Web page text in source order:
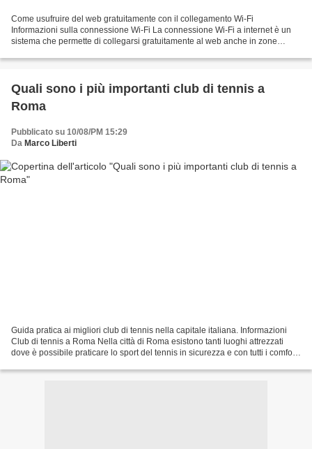
Come usufruire del web gratuitamente con il collegamento Wi-Fi
Informazioni sulla connessione Wi-Fi La connessione Wi-Fi a internet è un
sistema che permette di collegarsi gratuitamente al web anche in zone
Quali sono i più importanti club di tennis a
Roma
Pubblicato su 10/08/PM 15:29
Da Marco Liberti
Guida pratica ai migliori club di tennis nella capitale italiana. Informazioni
Club di tennis a Roma Nella città di Roma esistono tanti luoghi attrezzati
dove è possibile praticare lo sport del tennis in sicurezza e con tutti i comfort